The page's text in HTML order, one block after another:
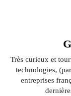
Très curieux et
technologies,
entreprises